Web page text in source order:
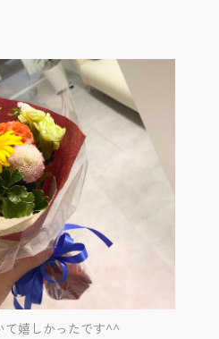
て嬉しかったです^^